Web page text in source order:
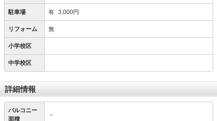
駐車場 有 3,000円
リフォーム 無
小学校区
中学校区
詳細情報
バルコニー
面積
－